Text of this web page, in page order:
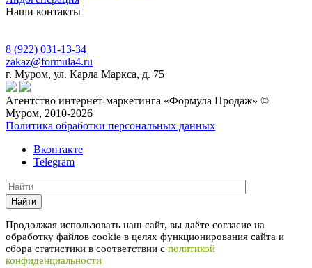
Наши контакты
8 (922) 031-13-34
zakaz@formula4.ru
г. Муром, ул. Карла Маркса, д. 75
Агентство интернет-маркетинга «Формула Продаж» ©
Муром, 2010-2026
Политика обработки персональных данных
Вконтакте
Telegram
Найти
Продолжая использовать наш сайт, вы даёте согласие на
обработку файлов cookie в целях функционирования сайта и
сбора статистики в соответствии с политикой
конфиденциальности